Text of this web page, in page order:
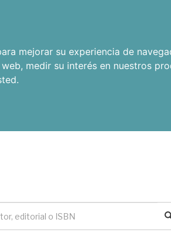
mejorar su experiencia de
, medir su interés en nuestros
.